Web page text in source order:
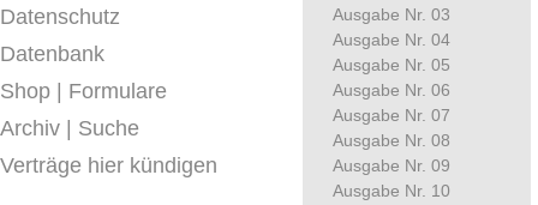
Datenschutz
Datenbank
Shop | Formulare
Archiv | Suche
Verträge hier kündigen
Ausgabe Nr. 03
Ausgabe Nr. 04
Ausgabe Nr. 05
Ausgabe Nr. 06
Ausgabe Nr. 07
Ausgabe Nr. 08
Ausgabe Nr. 09
Ausgabe Nr. 10